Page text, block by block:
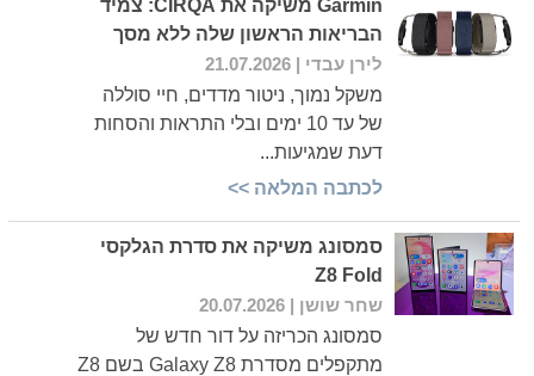
Garmin משיקה את CIRQA: צמיד
הבריאות הראשון שלה ללא מסך
לירן עבדי | 21.07.2026
משקל נמוך, ניטור מדדים, חיי סוללה
של עד 10 ימים ובלי התראות והסחות
דעת שמגיעות...
לכתבה המלאה >>
סמסונג משיקה את סדרת הגלקסי
Z8 Fold
שחר שושן | 20.07.2026
סמסונג הכריזה על דור חדש של
מתקפלים מסדרת Galaxy Z8 בשם Z8